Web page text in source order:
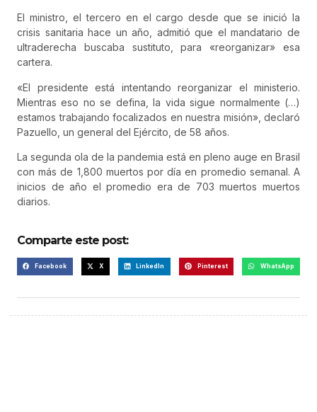
El ministro, el tercero en el cargo desde que se inició la
crisis sanitaria hace un año, admitió que el mandatario de
ultraderecha buscaba sustituto, para «reorganizar» esa
cartera.
«El presidente está intentando reorganizar el ministerio.
Mientras eso no se defina, la vida sigue normalmente (…)
estamos trabajando focalizados en nuestra misión», declaró
Pazuello, un general del Ejército, de 58 años.
La segunda ola de la pandemia está en pleno auge en Brasil
con más de 1,800 muertos por día en promedio semanal. A
inicios de año el promedio era de 703 muertos muertos
diarios.
Comparte este post:
Facebook X LinkedIn Pinterest WhatsApp